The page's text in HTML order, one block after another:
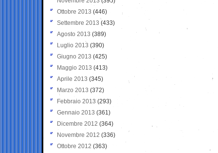
Ottobre 2013 (446)
Settembre 2013 (433)
Agosto 2013 (389)
Luglio 2013 (390)
Giugno 2013 (425)
Maggio 2013 (413)
Aprile 2013 (345)
Marzo 2013 (372)
Febbraio 2013 (293)
Gennaio 2013 (361)
Dicembre 2012 (364)
Novembre 2012 (336)
Ottobre 2012 (363)